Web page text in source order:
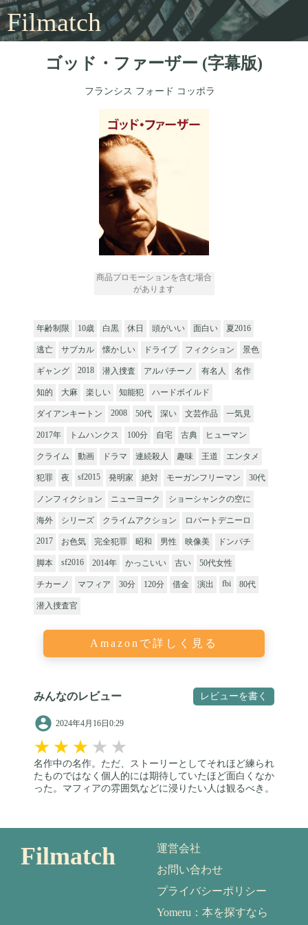
Filmatch
ゴッド・ファーザー (字幕版)
フランシス フォード コッポラ
商品プロモーションを含む場合
があります
年齢制限 10歳 白黒 休日 頭がいい 面白い 夏2016
逃亡 サブカル 懐かしい ドライブ フィクション 景色
ギャング 2018 潜入捜査 アルパチーノ 有名人 名作
知的 大麻 楽しい 知能犯 ハードボイルド
ダイアンキートン 2008 50代 深い 文芸作品 一気見
2017年 トムハンクス 100分 自宅 古典 ヒューマン
クライム 動画 ドラマ 連続殺人 趣味 王道 エンタメ
犯罪 夜 sf2015 発明家 絶対 モーガンフリーマン 30代
ノンフィクション ニューヨーク ショーシャンクの空に
海外 シリーズ クライムアクション ロバートデニーロ
2017 お色気 完全犯罪 昭和 男性 映像美 ドンパチ
脚本 sf2016 2014年 かっこいい 古い 50代女性
チカーノ マフィア 30分 120分 借金 演出 fbi 80代
潜入捜査官
Amazonで詳しく見る
みんなのレビュー レビューを書く
2024年4月16日0:29
★ ★ ★ ★ ★
名作中の名作。ただ、ストーリーとしてそれほど練られ
たものではなく個人的には期待していたほど面白くなか
った。マフィアの雰囲気などに浸りたい人は観るべき。
Filmatch
運営会社
お問い合わせ
プライバシーポリシー
Yomeru：本を探すなら